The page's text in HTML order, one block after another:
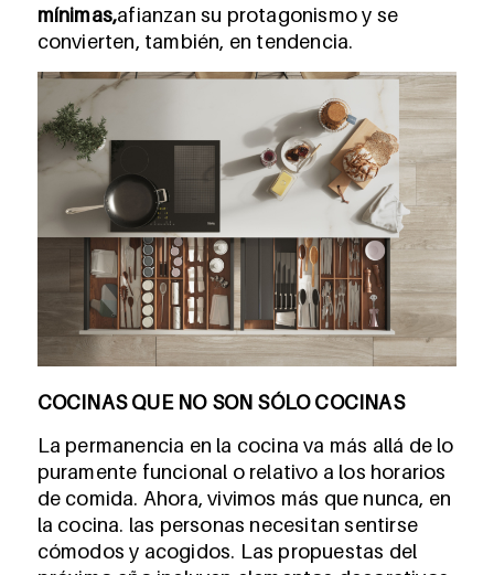
mínimas,afianzan su protagonismo y se
convierten, también, en tendencia.
COCINAS QUE NO SON SÓLO COCINAS
La permanencia en la cocina va más allá de lo
puramente funcional o relativo a los horarios
de comida. Ahora, vivimos más que nunca, en
la cocina. las personas necesitan sentirse
cómodos y acogidos. Las propuestas del